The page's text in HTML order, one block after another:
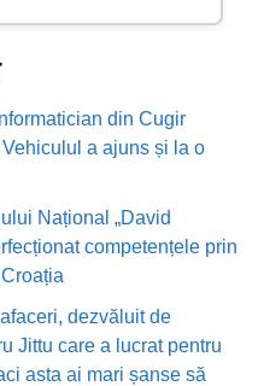
din Cugir
a ajuns și la o
Național „David
competențele prin
dezvăluit de
Jittu care a lucrat pentru
asta ai mari șanse să